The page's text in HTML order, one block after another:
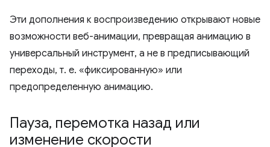
Эти дополнения к воспроизведению открывают новые
возможности веб-анимации, превращая анимацию в
универсальный инструмент, а не в предписывающий
переходы, т. е. «фиксированную» или
предопределенную анимацию.
Пауза, перемотка назад или
изменение скорости